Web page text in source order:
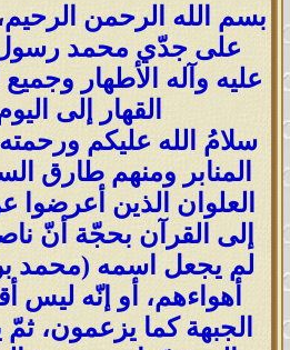
بسم الله الرحمن
على جدّي محمد رسول
عليه وآله الأطهار وجميع
القهار إلى
سلامُ الله عليكم ورحمته
المنابر ومنهم طارق
العلوان الذين أعرضوا
إلى القرآن بحجّة أنّ
لم يجعل اسمه (محمد بن
أهواءهم، أو إنّه ليس
الجبهة كما يزعمون، ثمّ